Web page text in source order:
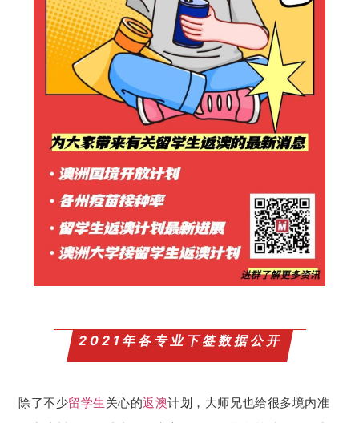
2021年各专业下签数据公开
除了不少留学生关心的返澳计划，大师兄也给很多境内准